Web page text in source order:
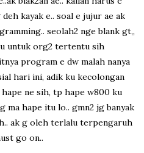
kayak e.. soal e jujur ae ak
seolah2 nge blank gt,,
untuk org2 tertentu sih
program e dw malah nanya
hari ini, adik ku kecolongan
ne sih, tp hape w800 ku
ma hape itu lo.. gmn2 jg banyak
ak g oleh terlalu terpengaruh
go on..